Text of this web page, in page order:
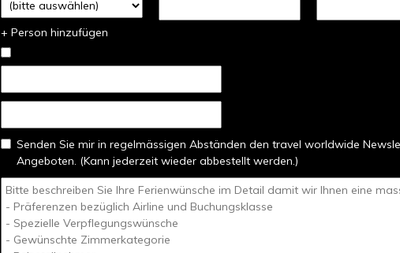
+ Person hinzufügen
Senden Sie mir in regelmässigen Abständen den travel worldwide
Angeboten. (Kann jederzeit wieder abbestellt werden.)